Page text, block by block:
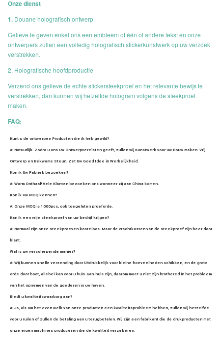
Onze dienst
1. Douane holografisch ontwerp
Gelieve te geven enkel ons een embleem of één of andere tekst en onze
ontwerpers zullen een volledig holografisch stickerkunstwerk op uw verzoek
verstrekken.
2. Holografische hoofdproductie
Verzend ons gelieve de echte stickersteekproef en het relevante bewijs te
verstrekken, dan kunnen wij hetzelfde hologram volgens de steekproef
maken.
FAQ:
Kunt u de ontwerpen Producten die ik heb gewild?
A: Natuurlijk. Zodra u ons Uw Ontwerpvereisten geeft, zullen wij Kunstwerk voor Uw Bouw maken. Vrij
Ontwerp en Bekwame Steun. Zet Uw Goed Idee in Werkelijkheid.
Kon ik Uw Fabriek bezoeken?
A: Warm Onthaal! Vele Klanten bezoeken ons wanneer zij aan China komen.
Kon ik uw MOQ kennen?
A: Onze MOQ is 1000pcs, ook toegelaten proeforde.
Kan ik een vrije steekproef van uw bedrijf krijgen?
A: Normaal zijn onze steekproeven kosteloos. Maar de vrachtkosten van de steekproef zijn beer door
klant.
Wat is uw verschepende manier?
A: Wij kunnen snelle verzending door Uitdrukkelijk voor kleine hoeveelheden schikken, en de grote
orde door boot, allebei kan voor u huis-aan-huis zijn, daarom moet u niet zijn brothered in het probleem
van het opnemen van de goederen in uw haven.
Biedt u kwaliteitswaarborg aan?
A: Ja, als om het even welk van onze producten een kwaliteitsprobleem hebben, zullen wij hetzelfde
voor u ruilen of zullen de betaling aan u terugbetalen. Wij zijn een fabrikant die de drukproducten met
onze eigen machines produceren die de kwaliteit verzekeren.